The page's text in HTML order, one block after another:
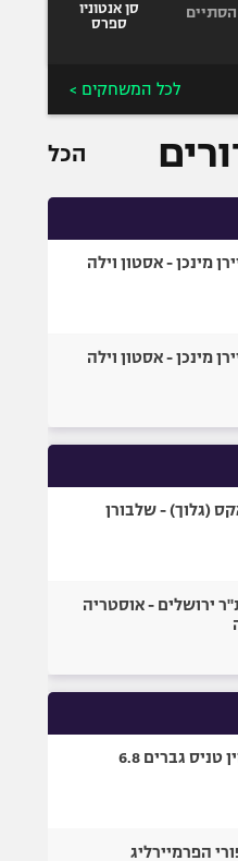
הסתיים
סן אנטוניו
ספרס
לכל המשחקים >
הכל
מינכן - אסטון וילה
מינכן - אסטון וילה
(גלוך) - שלבורן
ירושלים - אוסטריה
טניס גברים 6.8
הפרמיירליג